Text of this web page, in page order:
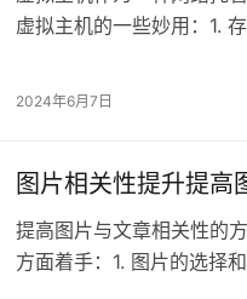
虚拟主机的一些妙用：1.
2024年6月7日
图片相关性提升提高
提高图片与文章相关性的
方面着手：1. 图片的选择